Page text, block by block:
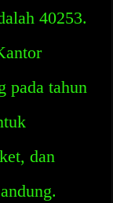
40253.
pada tahun
dan